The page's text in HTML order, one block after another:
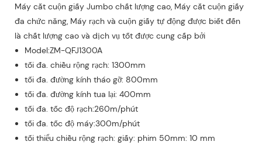
Máy cắt cuộn giấy Jumbo chất lượng cao, Máy cắt cuộn giấy
đa chức năng, Máy rạch và cuộn giấy tự động được biết đến
là chất lượng cao và dịch vụ tốt được cung cấp bởi
Model:ZM-QFJ1300A
tối đa. chiều rộng rạch: 1300mm
tối đa. đường kính tháo gỡ: 800mm
tối đa. đường kính tua lại: 400mm
tối đa. tốc độ rạch:260m/phút
tối đa. tốc độ máy:300m/phút
tối thiểu chiều rộng rạch: giấy: phim 50mm: 10 mm